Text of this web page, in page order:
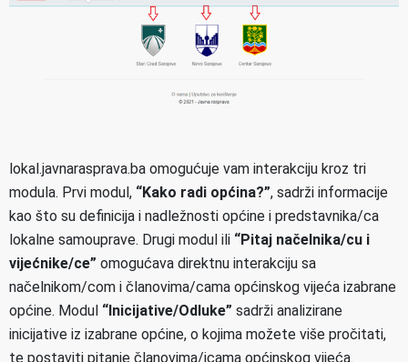
lokal.javnarasprava.ba omogućuje vam interakciju kroz tri
modula. Prvi modul, “Kako radi općina?”, sadrži informacije
kao što su definicija i nadležnosti općine i predstavnika/ca
lokalne samouprave. Drugi modul ili “Pitaj načelnika/cu i
vijećnike/ce” omogućava direktnu interakciju sa
načelnikom/com i članovima/cama općinskog vijeća izabrane
općine. Modul “Inicijative/Odluke” sadrži analizirane
inicijative iz izabrane općine, o kojima možete više pročitati,
te postaviti pitanje članovima/icama općinskog vijeća.